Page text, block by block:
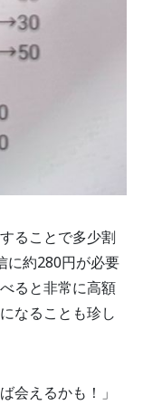
ることで多少割
に約280円が必要
ると非常に高額
なることも珍し
会えるかも！」